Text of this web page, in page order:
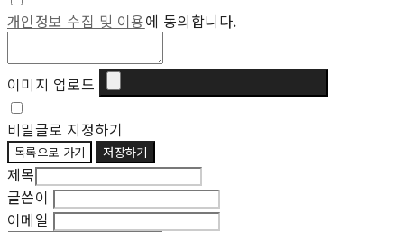
개인정보 수집 및 이용에 동의합니다.
이미지 업로드
비밀글로 지정하기
목록으로 가기 저장하기
제목
글쓴이
이메일